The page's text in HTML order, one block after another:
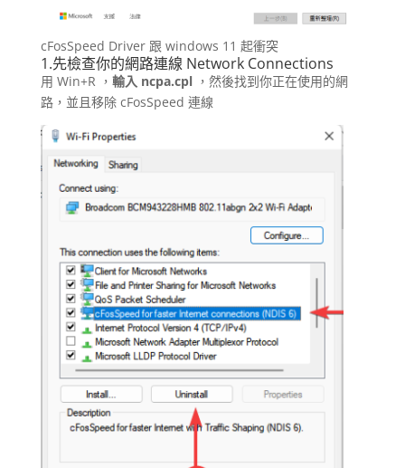
cFosSpeed Driver 跟 windows 11 起衝突
1.先檢查你的網路連線 Network Connections
用 Win+R ， 輸入 ncpa.cpl，然後找到你正在使用的網
路，並且移除 cFosSpeed 連線